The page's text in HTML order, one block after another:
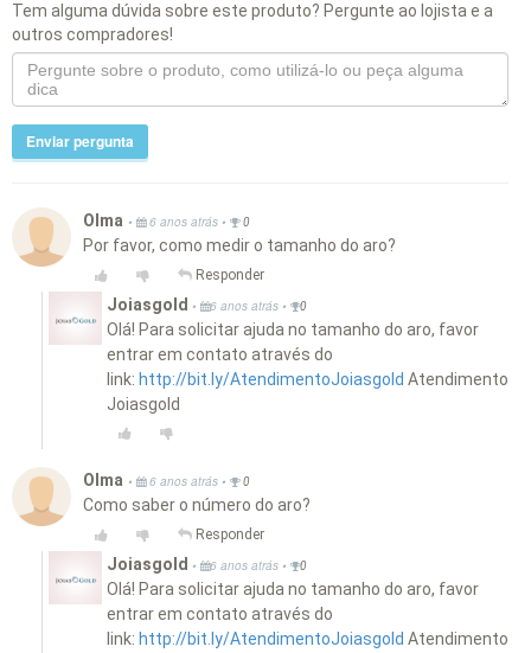
Tem alguma dúvida sobre este produto? Pergunte ao lojista e a
outros compradores!
Enviar pergunta
Olma • 6 anos atrás • 0
Por favor, como medir o tamanho do aro?
Responder
Joiasgold • 6 anos atrás • 0
Olá! Para solicitar ajuda no tamanho do aro, favor
entrar em contato através do
link: http://bit.ly/AtendimentoJoiasgold Atendimento
Joiasgold
Olma • 6 anos atrás • 0
Como saber o número do aro?
Responder
Joiasgold • 6 anos atrás • 0
Olá! Para solicitar ajuda no tamanho do aro, favor
entrar em contato através do
link: http://bit.ly/AtendimentoJoiasgold Atendimento